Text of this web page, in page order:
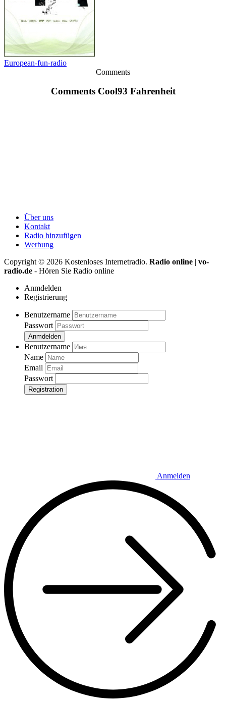
European-fun-radio
Comments
Comments Cool93 Fahrenheit
Über uns
Kontakt
Radio hinzufügen
Werbung
Copyright © 2026 Kostenloses Internetradio. Radio online | vo-
radio.de - Hören Sie Radio online
Anmdelden
Registrierung
Benutzername
Passwort
Anmdelden
Benutzername
Name
Email
Passwort
Registration
Anmelden